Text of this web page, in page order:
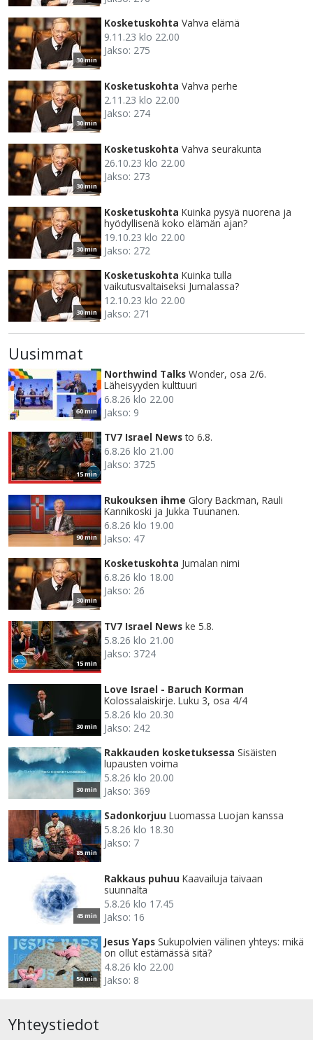
30 min
Kosketuskohta Vahva elämä
9.11.23 klo 22.00
Jakso: 275
30 min
Kosketuskohta Vahva perhe
2.11.23 klo 22.00
Jakso: 274
30 min
Kosketuskohta Vahva seurakunta
26.10.23 klo 22.00
Jakso: 273
30 min
Kosketuskohta Kuinka pysyä nuorena ja
hyödyllisenä koko elämän ajan?
19.10.23 klo 22.00
Jakso: 272
30 min
Kosketuskohta Kuinka tulla
vaikutusvaltaiseksi Jumalassa?
12.10.23 klo 22.00
Jakso: 271
Uusimmat
60 min
Northwind Talks Wonder, osa 2/6.
Läheisyyden kulttuuri
6.8.26 klo 22.00
Jakso: 9
15 min
TV7 Israel News to 6.8.
6.8.26 klo 21.00
Jakso: 3725
90 min
Rukouksen ihme Glory Backman, Rauli
Kannikoski ja Jukka Tuunanen.
6.8.26 klo 19.00
Jakso: 47
30 min
Kosketuskohta Jumalan nimi
6.8.26 klo 18.00
Jakso: 26
15 min
TV7 Israel News ke 5.8.
5.8.26 klo 21.00
Jakso: 3724
30 min
Love Israel - Baruch Korman
Kolossalaiskirje. Luku 3, osa 4/4
5.8.26 klo 20.30
Jakso: 242
30 min
Rakkauden kosketuksessa Sisäisten
lupausten voima
5.8.26 klo 20.00
Jakso: 369
85 min
Sadonkorjuu Luomassa Luojan kanssa
5.8.26 klo 18.30
Jakso: 7
45 min
Rakkaus puhuu Kaavailuja taivaan
suunnalta
5.8.26 klo 17.45
Jakso: 16
50 min
Jesus Yaps Sukupolvien välinen yhteys: mikä
on ollut estämässä sitä?
4.8.26 klo 22.00
Jakso: 8
Yhteystiedot